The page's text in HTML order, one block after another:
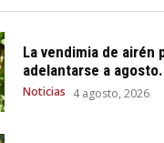
La vendimia de airén
adelantarse a
Noticias 4 agosto, 2026